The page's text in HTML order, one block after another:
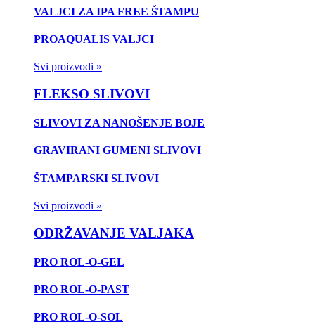
VALJCI ZA IPA FREE ŠTAMPU
PROAQUALIS VALJCI
Svi proizvodi »
FLEKSO SLIVOVI
SLIVOVI ZA NANOŠENJE BOJE
GRAVIRANI GUMENI SLIVOVI
ŠTAMPARSKI SLIVOVI
Svi proizvodi »
ODRŽAVANJE VALJAKA
PRO ROL-O-GEL
PRO ROL-O-PAST
PRO ROL-O-SOL